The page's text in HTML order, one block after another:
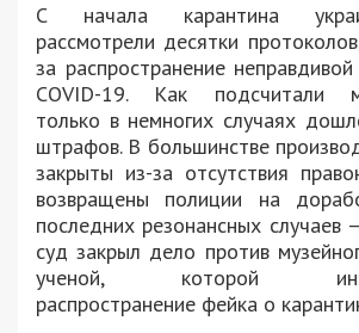
С начала карантина
рассмотрели десятки
за распространение
COVID-19. Как подсчитали
только в немногих случаях
штрафов. В большинстве
закрыты из-за отсутствия
возвращены полиции на
последних резонансных случаев
суд закрыл дело против
ученой, которой
распространение фейка о